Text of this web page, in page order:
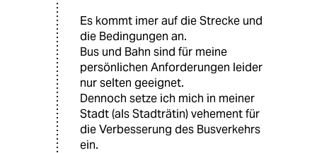
Es kommt imer auf die Strecke und
die Bedingungen an.
Bus und Bahn sind für meine
persönlichen Anforderungen leider
nur selten geeignet.
Dennoch setze ich mich in meiner
Stadt (als Stadträtin) vehement für
die Verbesserung des Busverkehrs
ein.